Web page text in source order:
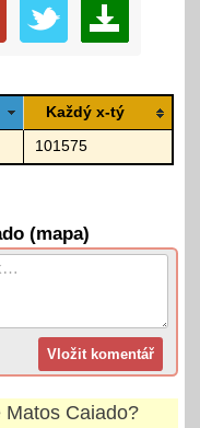
Každý x-tý
101575
(mapa)
Matos Caiado?